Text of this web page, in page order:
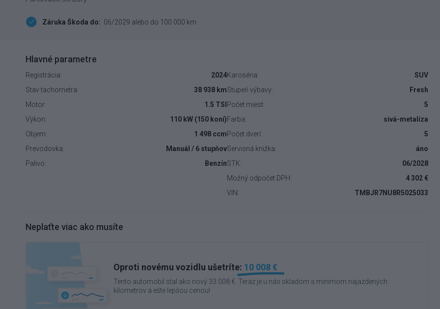
Záruka Škoda do: 06/2029 alebo do 100 000 km
Hlavné parametre
Registrácia:
2024
Stav tachometra:
38 938 km
Motor:
1.5 TSI
Výkon:
110 kW (150 koní)
Objem:
1 498 ccm
Prevodovka:
Manuál / 6 stupňov
Palivo:
Benzín
Karoséria:
SUV
Stupeň výbavy:
Fresh
Počet miest:
5
Farba:
sivá-metalíza
Počet dverí:
5
Servisná knižka:
áno
STK:
06/2028
Možný odpočet DPH:
4 302 €
VIN:
TMBJR7NU8R5025033
Neplaťte viac ako musíte
Oproti novému vozidlu ušetríte: 10 008 €
Tento automobil stal ako nový 33 008 €. Teraz je u nás skladom s minimom najazdených
kilometrov a ešte lepšou cenou!